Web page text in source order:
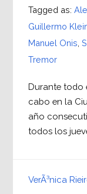
Tagged as:
Guillermo
Manuel Onis
Tremor
Durante todo
cabo en la
año
todos los
VerÃ³nica